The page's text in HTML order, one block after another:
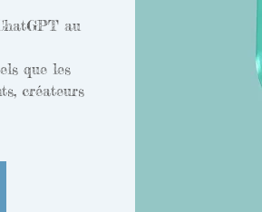
au
que les
créateurs